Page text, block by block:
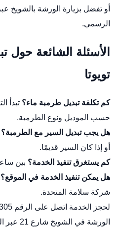
أو تفضل بزيارة الورشة بالشويخ
الرسمي.
الأسئلة الشائعة حول
تويوتا
كم تكلفة تبديل طرمبة ماء؟
حسب الموديل ونوع الطرمبة.
هل يجب تبديل السير مع الطرمبة؟
أو إذا كان السير قديمًا.
كم يستغرق تنفيذ الخدمة؟ بين
هل يمكن تنفيذ الخدمة في الموقع؟
شركة سلامة المتحدة.
الورشة في الشويخ شارع 21 عبر